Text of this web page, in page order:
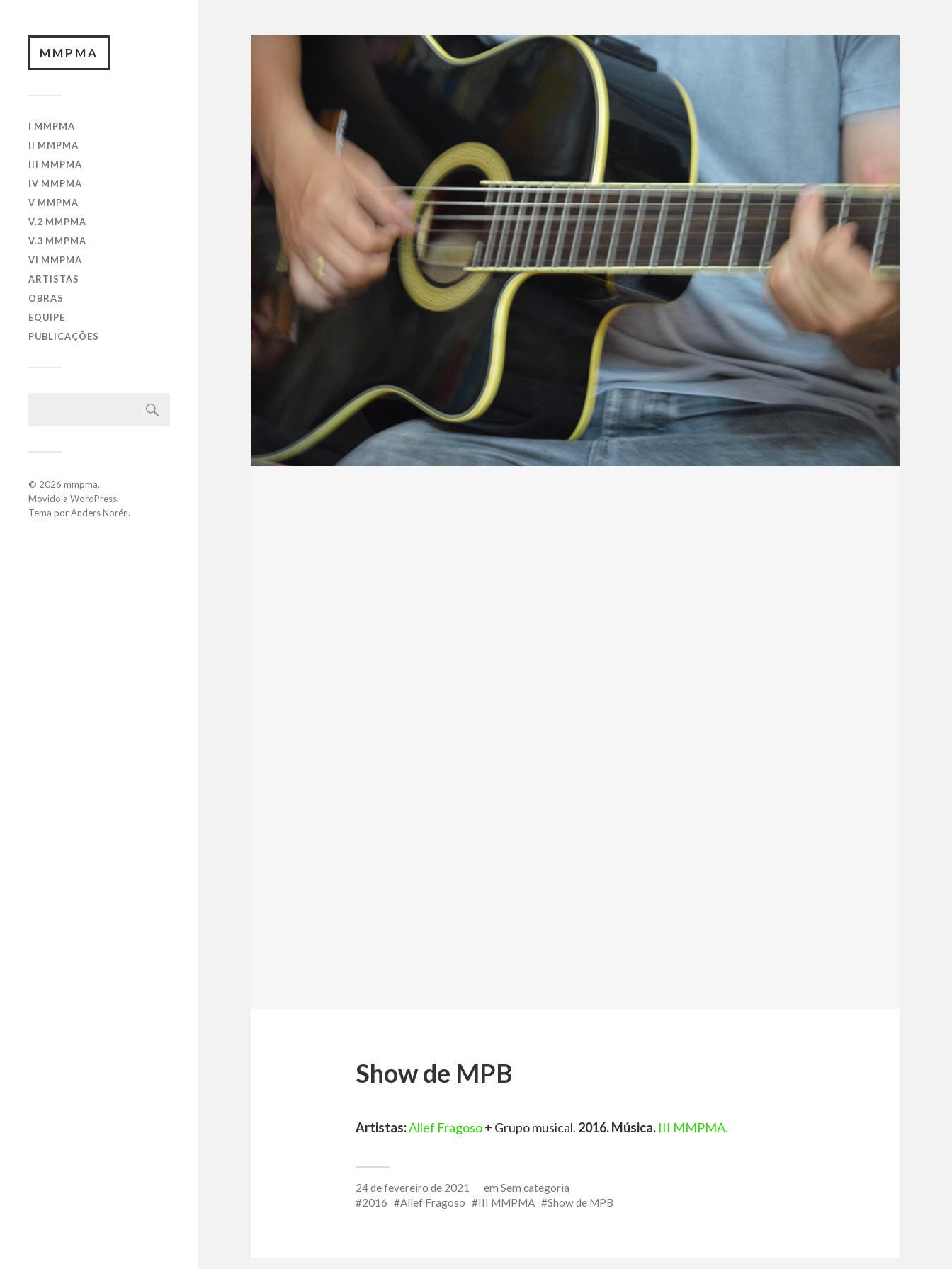
MMPMA
I MMPMA
II MMPMA
III MMPMA
IV MMPMA
V MMPMA
V.2 MMPMA
V.3 MMPMA
VI MMPMA
ARTISTAS
OBRAS
EQUIPE
PUBLICAÇÕES
© 2026 mmpma.
Movido a WordPress.
Tema porAnders Norén.
Show de MPB
Artistas:Allef Fragoso+ Grupo musical. 2016. Música. III MMPMA.
24 de fevereiro de 2021 em Sem categoria
2016
Allef Fragoso III MMPMA Show de MPB